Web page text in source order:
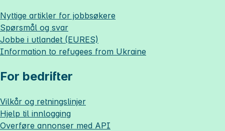
Nyttige artikler for jobbsøkere
Spørsmål og svar
Jobbe i utlandet (EURES)
Information to refugees from Ukraine
For bedrifter
Vilkår og retningslinjer
Hjelp til innlogging
Overføre annonser med API